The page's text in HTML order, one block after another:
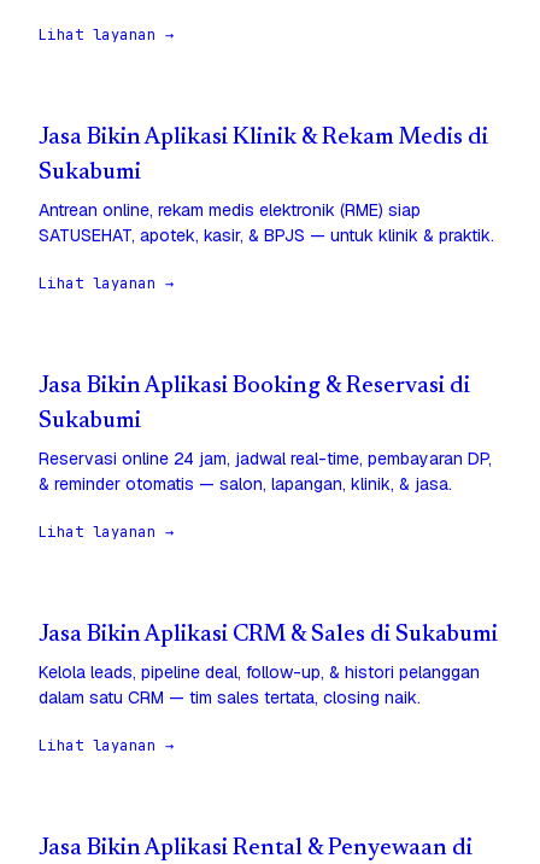
Lihat layanan →
Jasa Bikin Aplikasi Klinik & Rekam Medis di
Sukabumi
Antrean online, rekam medis elektronik (RME) siap
SATUSEHAT, apotek, kasir, & BPJS — untuk klinik & praktik.
Lihat layanan →
Jasa Bikin Aplikasi Booking & Reservasi di
Sukabumi
Reservasi online 24 jam, jadwal real-time, pembayaran DP,
& reminder otomatis — salon, lapangan, klinik, & jasa.
Lihat layanan →
Jasa Bikin Aplikasi CRM & Sales di Sukabumi
Kelola leads, pipeline deal, follow-up, & histori pelanggan
dalam satu CRM — tim sales tertata, closing naik.
Lihat layanan →
Jasa Bikin Aplikasi Rental & Penyewaan di